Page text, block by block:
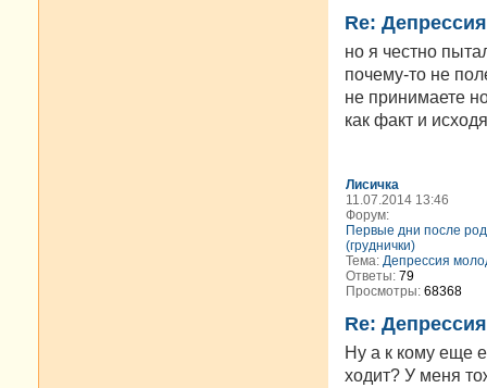
Re:
но я честно
почему-то не
не принимаете
как факт и
Лисичка
11.07.2014 13:46
Форум:
Первые дни после
(груднички)
Тема: Депрессия
Ответы: 79
Просмотры: 68368
Re:
Ну а к кому еще
ходит? У меня